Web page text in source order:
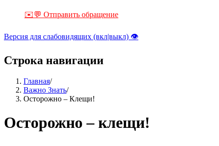
✉️💬 Отправить обращение
Версия для слабовидящих (вкл|выкл) 👁
Строка навигации
Главная/
Важно Знать/
Осторожно – Клещи!
Осторожно – клещи!